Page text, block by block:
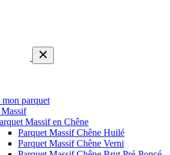
parquet
Massif en Chêne
Parquet Massif Chêne Huilé
Parquet Massif Chêne Verni